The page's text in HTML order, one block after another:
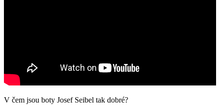
V čem jsou boty Josef Seibel tak dobré?